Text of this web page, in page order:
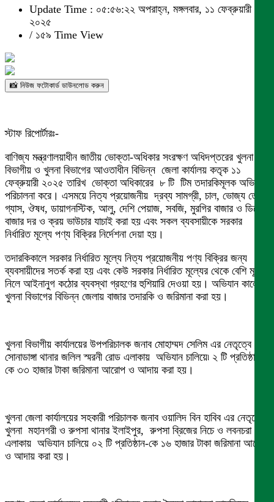
Update Time : ০৫:৫৬:২২ অপরাহ্ন, মঙ্গলবার, ১১ ফেব্রুয়ারী
২০২৫
/ ১৫৯ Time View
📸 নিউজ ফটোকার্ড ডাউনলোড করুন
স্টাফ রিপোর্টারঃ-
বাণিজ্য মন্ত্রণালয়াধীন জাতীয় ভোক্তা-অধিকার সংরক্ষণ অধিদপ্তরের খুলনা
বিভাগীয় ও খুলনা বিভাগের আওতাধীন বিভিন্ন জেলা কার্যালয় কতৃক ১১
ফেব্রুয়ারী ২০২৫ তারিখ ভোক্তা অধিকারের ৮ টি টিম তদারকিমূলক অভিযান
পরিচালনা করে। এসময়ে নিত্য প্রয়োজনীয় দ্রব্য সামগ্রী, চাল, ভোজ্য তেল,
গ্যাস, ঔষধ, ডায়াগনস্টিক, আলু, দেশি পেয়াজ, সবজি, মুরগির বাজার ও ডিমের
বাজার দর ও ক্রয় ভাউচার যাচাই করা হয় এবং সকল ব্যবসায়ীকে সরকার
নির্ধারিত মূল্যে পণ্য বিক্রির নির্দেশনা দেয়া হয়।
তদারকিকালে সরকার নির্ধারিত মূল্যে নিত্য প্রয়োজনীয় পণ্য বিক্রির জন্য
ব্যবসায়ীদের সতর্ক করা হয় এবং কেউ সরকার নির্ধারিত মূল্যের থেকে বেশি মূল্য
নিলে আইনানুগ কঠোর ব্যবস্থা গ্রহণের হুশিয়ারি দেওয়া হয়। অভিযান কালে
খুলনা বিভাগের বিভিন্ন জেলায় বাজার তদারকি ও জরিমানা করা হয়।
খুলনা বিভাগীয় কার্যালয়ের উপপরিচালক জনাব মোহাম্মদ সেলিম এর নেতৃত্বে
সোনাডাঙ্গা থানার জলিল স্মরনী রোড এলাকায় অভিযান চালিয়ে৷ ২ টি প্রতিষ্ঠান-
কে ৩৩ হাজার টাকা জরিমানা আরোপ ও আদায় করা হয়।
খুলনা জেলা কার্যালয়ের সহকারী পরিচালক জনাব ওয়ালিদ বিন হাবিব এর নেতৃত্বে
খুলনা মহানগরী ও রুপসা থানার ইলাইপুর, রুপসা ব্রিজের নিচে ও লবনচরা
এলাকায় অভিযান চালিয়ে ০২ টি প্রতিষ্ঠান-কে ১৬ হাজার টাকা জরিমানা আরোপ
ও আদায় করা হয়।